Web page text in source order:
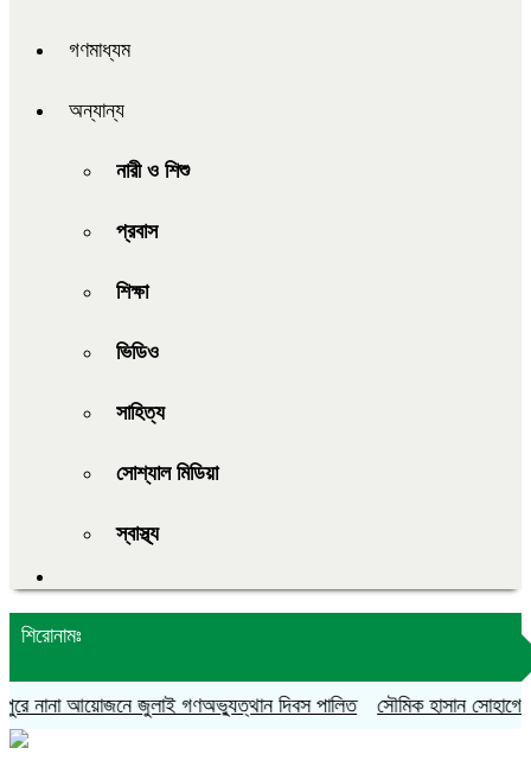
গণমাধ্যম
অন্যান্য
নারী ও শিশু
প্রবাস
শিক্ষা
ভিডিও
সাহিত্য
সোশ্যাল মিডিয়া
স্বাস্থ্য
শিরোনামঃ
নানা আয়োজনে জুলাই গণঅভ্যুত্থান দিবস পালিত সৌমিক হাসান সোহাগের